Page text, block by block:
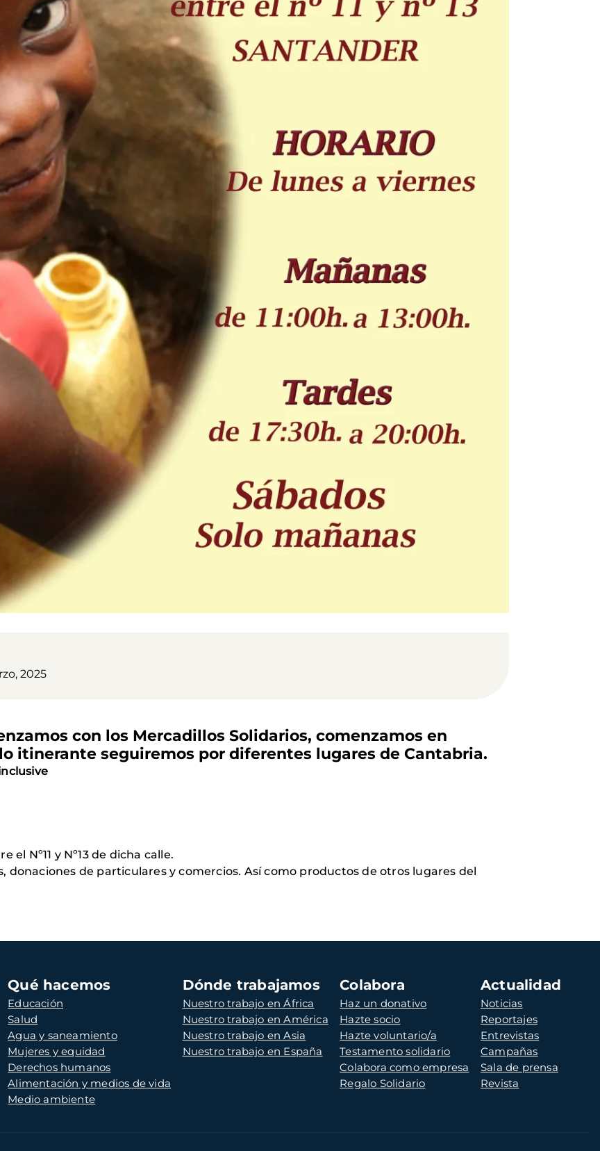
2025
con los Mercadillos Solidarios, comenzamos en
itinerante seguiremos por diferentes lugares de Cantabria.
el Nº11 y Nº13 de dicha calle.
donaciones de particulares y comercios. Así como productos de otros lugares del
Qué hacemos
Educación
Salud
Agua y saneamiento
Mujeres y equidad
Derechos humanos
Alimentación y medios de vida
Medio ambiente
Dónde trabajamos
Nuestro trabajo en África
Nuestro trabajo en América
Nuestro trabajo en Asia
Nuestro trabajo en España
Colabora
Haz un donativo
Hazte socio
Hazte voluntario/a
Testamento solidario
Colabora como empresa
Regalo Solidario
Actualidad
Noticias
Reportajes
Entrevistas
Campañas
Sala de prensa
Revista